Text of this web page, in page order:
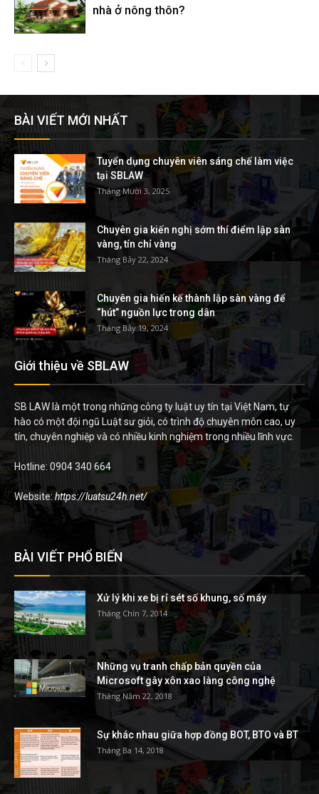
nhà ở nông thôn?
BÀI VIẾT MỚI NHẤT
Tuyển dụng chuyên viên sáng chế làm việc
tại SBLAW
Tháng Mười 3, 2025
Chuyên gia kiến nghị sớm thí điểm lập sàn
vàng, tín chỉ vàng
Tháng Bảy 22, 2024
Chuyên gia hiến kế thành lập sàn vàng để
“hút” nguồn lực trong dân
Tháng Bảy 19, 2024
Giới thiệu về SBLAW
SB LAW là một trong những công ty luật uy tín tại Việt Nam, tự
hào có một đội ngũ Luật sư giỏi, có trình độ chuyên môn cao, uy
tín, chuyên nghiệp và có nhiều kinh nghiệm trong nhiều lĩnh vực.
Hotline: 0904 340 664
Website: https://luatsu24h.net/
BÀI VIẾT PHỔ BIẾN
Xử lý khi xe bị rỉ sét số khung, số máy
Tháng Chín 7, 2014
Những vụ tranh chấp bản quyền của
Microsoft gây xôn xao làng công nghệ
Tháng Năm 22, 2018
Sự khác nhau giữa hợp đồng BOT, BTO và BT
Tháng Ba 14, 2018